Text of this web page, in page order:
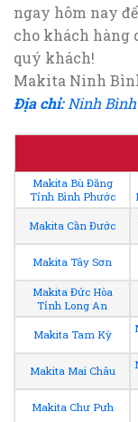
ngay hôm nay
cho khách hàng
quý khách!
Makita Ninh
Địa chỉ: Ninh Bình
Makita Bù Đăng
Tỉnh Bình Phước
Makita Cần Đước
Makita Tây Sơn
Makita Đức Hòa
Tỉnh Long An
Makita Tam Kỳ
Makita Mai Châu
Makita Chư Pưh